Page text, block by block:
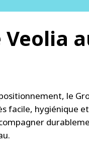
Veolia
le
facile, hygiénique